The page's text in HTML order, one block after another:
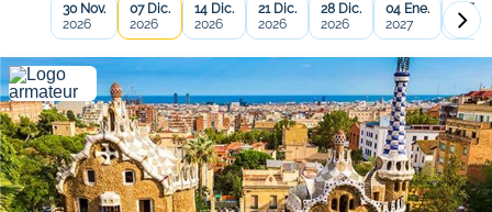
30 Nov.
2026
07 Dic.
2026
14 Dic.
2026
21 Dic.
2026
28 Dic.
2026
04 Ene.
2027
11 Ene.
2027